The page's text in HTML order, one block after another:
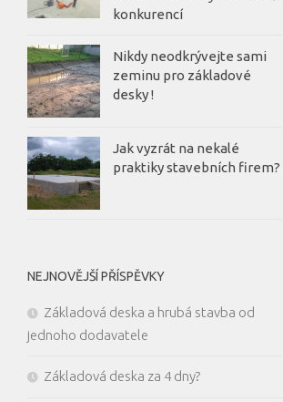
konkurencí
Nikdy neodkrývejte sami
zeminu pro základové
desky !
Jak vyzrát na nekalé
praktiky stavebních firem?
NEJNOVĚJŠÍ PŘÍSPĚVKY
Základová deska a hrubá stavba od
jednoho dodavatele
Základová deska za 4 dny?